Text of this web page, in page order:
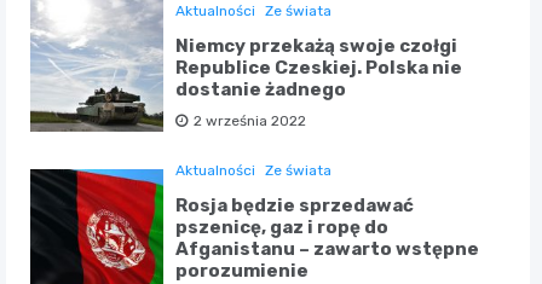
Aktualności Ze świata
Niemcy przekażą swoje czołgi
Republice Czeskiej. Polska nie
dostanie żadnego
2 września 2022
Aktualności Ze świata
Rosja będzie sprzedawać
pszenicę, gaz i ropę do
Afganistanu – zawarto wstępne
porozumienie